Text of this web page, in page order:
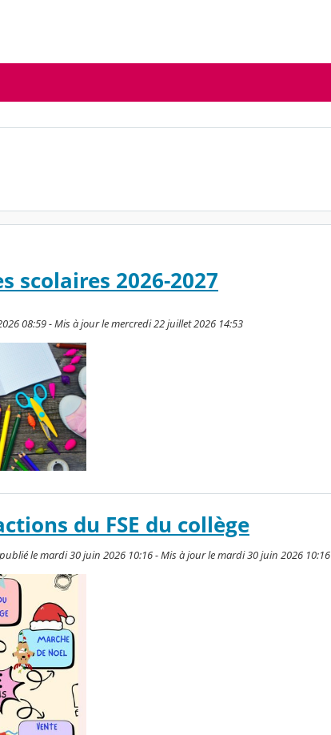
scolaires 2026-2027
08:59 - Mis à jour le mercredi 22 juillet 2026 14:53
du FSE du collège
publié le mardi 30 juin 2026 10:16 - Mis à jour le mardi 30 juin 2026 10:16